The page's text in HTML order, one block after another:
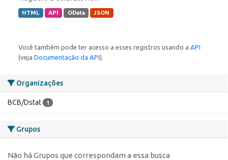
Organizações
BCB/Dstat 1
Grupos
Não há Grupos que correspondam a essa busca
HTML API OData JSON
Você também pode ter acesso a esses registros usando a API
(veja Documentação da API).